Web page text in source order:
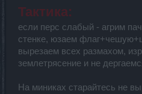
Тактика:
если перс слабый - агрим
стенке, юзаем
вырезаем всех размахом,
землетрясение и не
На миниках старайтесь не